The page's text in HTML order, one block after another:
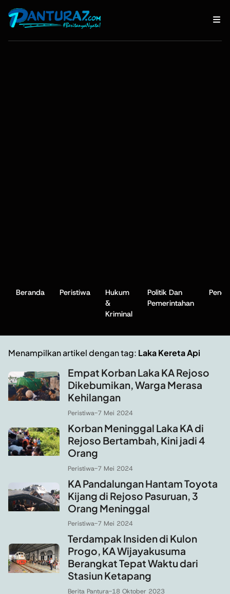
Beranda Peristiwa
Hukum
&
Kriminal
Politik Dan
Pemerintahan
Menampilkan artikel dengan tag: Laka Kereta Api
Empat Korban Laka KA Rejoso
Dikebumikan, Warga Merasa
Kehilangan
Peristiwa-7 Mei 2024
Korban Meninggal Laka KA di
Rejoso Bertambah, Kini jadi 4
Orang
Peristiwa-7 Mei 2024
KA Pandalungan Hantam Toyota
Kijang di Rejoso Pasuruan, 3
Orang Meninggal
Peristiwa-7 Mei 2024
Terdampak Insiden di Kulon
Progo, KA Wijayakusuma
Berangkat Tepat Waktu dari
Stasiun Ketapang
Berita Pantura-18 Oktober 2023